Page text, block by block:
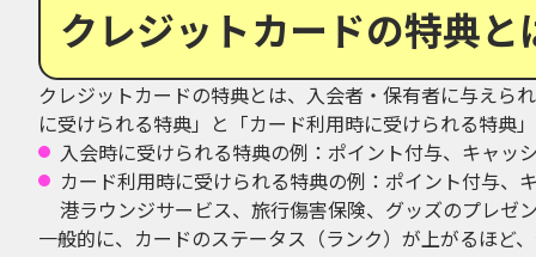
クレジットカードの特典と
クレジットカードの特典とは、入会者・保有者に与えら
に受けられる特典」と「カード利用時に受けられる特典
入会時に受けられる特典の例：ポイント付与、キャッ
カード利用時に受けられる特典の例：ポイント付与
港ラウンジサービス、旅行傷害保険、グッズのプレゼ
一般的に、カードのステータス（ランク）が上がるほど